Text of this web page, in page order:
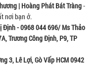
| Hoàng Phát Bát Tràng-
nơi bạn ở.
Định - 0968 044 696/ Ms Thảo
Trương Công Định, P9, TP
3, Lê Lợi, Gò Vấp HCM 0942